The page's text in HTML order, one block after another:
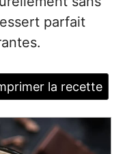
parfait
la recette